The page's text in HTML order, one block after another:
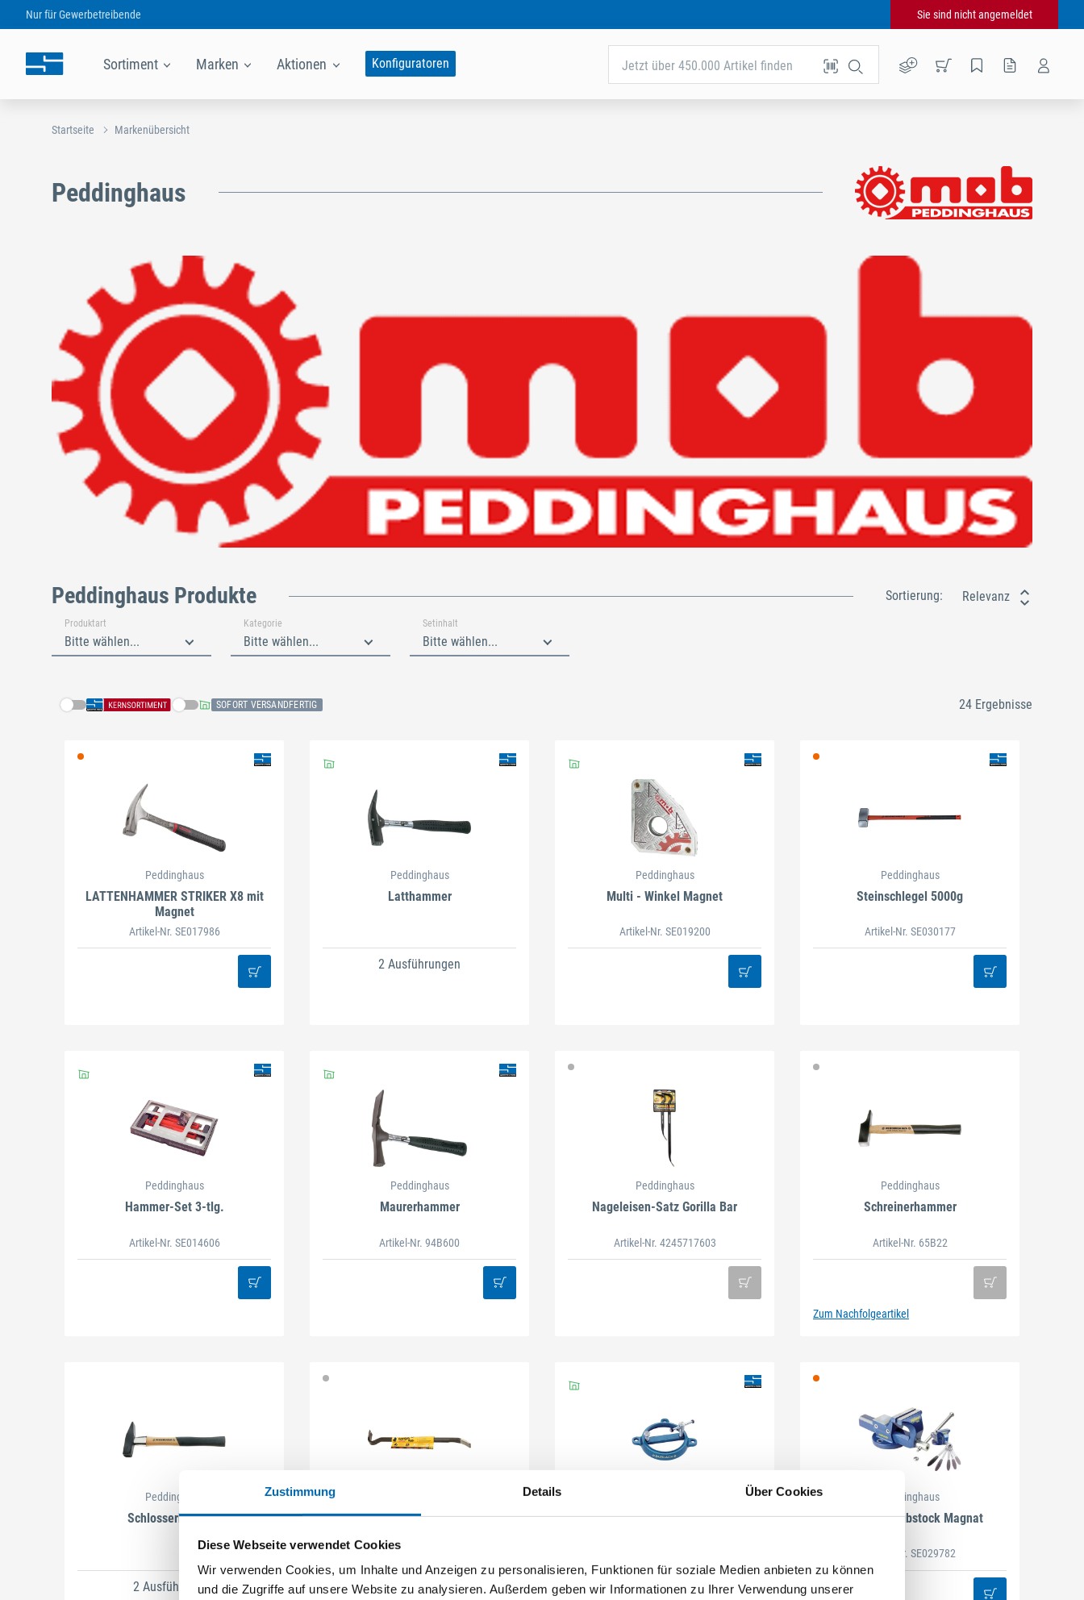
Zustimmung Details Über Cookies
Diese Webseite verwendet Cookies
Wir verwenden Cookies, um Inhalte und Anzeigen zu personalisieren, Funktionen für soziale Medien anbieten zu können
und die Zugriffe auf unsere Website zu analysieren. Außerdem geben wir Informationen zu Ihrer Verwendung unserer
Nur fürGewerbetreibende Sie sind nicht angemeldet
Sortiment Marken Aktionen Konfiguratoren Jetzt über 450.000 Artikel finden
Startseite Markenübersicht
Peddinghaus
Peddinghaus Produkte Sortierung: Relevanz
Produktart
Bitte wählen...
Schließen
Kategorie
Bitte wählen...
Setinhalt
Bitte wählen...
SOFORT VERSANDFERTIG 24 Ergebnisse
Peddinghaus
LATTENHAMMER STRIKER X8 mit
Magnet
Artikel-Nr. SE017986
Peddinghaus
Latthammer
2 Ausführungen
Peddinghaus
Multi - Winkel Magnet
Artikel-Nr. SE019200
Peddinghaus
Steinschlegel 5000g
Artikel-Nr. SE030177
Peddinghaus
Hammer-Set 3-tlg.
Artikel-Nr. SE014606
Peddinghaus
Maurerhammer
Artikel-Nr. 94B600
Peddinghaus
Nageleisen-Satz Gorilla Bar
Artikel-Nr. 4245717603
Peddinghaus
Schreinerhammer
Artikel-Nr. 65B22
Zum Nachfolgeartikel
Peddinghaus
Schlosserhammer
2 Ausführungen
Nageleisen Gorilla Bar
Artikel-Nr. 4245717559
Drehteller für Magnat und Magnat
Peddinghaus
Stahl-Schraubstock Magnat
Artikel-Nr. SE029782